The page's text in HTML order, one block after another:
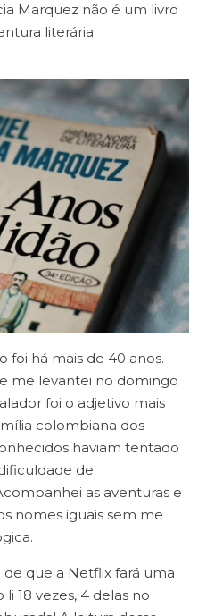
Marquez não é um livro
literária
foi há mais de 40 anos.
me levantei no domingo
foi o adjetivo mais
colombiana dos
haviam tentado
de
as aventuras e
nomes iguais sem me
que a Netflix fará uma
18 vezes, 4 delas no